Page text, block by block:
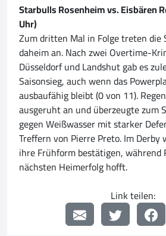
Starbulls Rosenheim vs. Eisbären
Uhr)
Zum dritten Mal in Folge treten die
daheim an. Nach zwei Overtime-
Düsseldorf und Landshut gab es
Saisonsieg, auch wenn das
ausbaufähig bleibt (0 von 11).
ausgeruht an und überzeugte zum
gegen Weißwasser mit starker
Treffern von Pierre Preto. Im Derby
ihre Frühform bestätigen, während
nächsten Heimerfolg hofft.
Link teilen: